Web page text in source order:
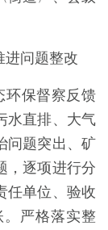
进问题整改
环保督察反馈
水直排、大气
问题突出、矿
，逐项进行分
任单位、验收
严格落实整